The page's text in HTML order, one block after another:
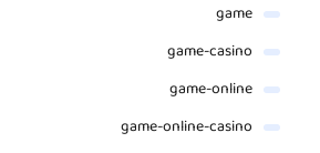
game
game-casino
game-online
game-online-casino